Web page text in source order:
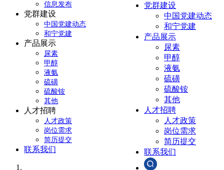
党群建设
中国党建动态
和宁党建
产品展示
尿素
甲醇
液氨
硫磺
硫酸铵
其他
人才招聘
人才政策
岗位需求
简历提交
联系我们
信息发布
党群建设
中国党建动态
和宁党建
产品展示
尿素
甲醇
液氨
硫磺
硫酸铵
其他
人才招聘
人才政策
岗位需求
简历提交
联系我们